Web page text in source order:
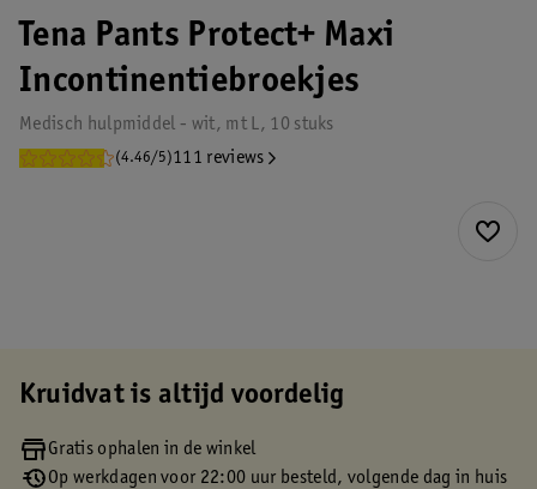
Tena Pants Protect+ Maxi
Incontinentiebroekjes
Medisch hulpmiddel - wit, mt L, 10 stuks
(4.46/5)111 reviews
Kruidvat is altijd voordelig
Gratis ophalen in de winkel
Op werkdagen voor 22:00 uur besteld, volgende dag in huis